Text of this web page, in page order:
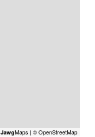
JawgMaps | © OpenStreetMap